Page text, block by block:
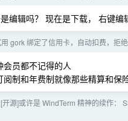
编辑吗？ 现在是下载， 右键编
gork 绑定了信用卡，自动扣费，拒
员都不记得的人
阅制和年费制就像那些精算和
[开源]或许是 WindTerm 精神的续作：